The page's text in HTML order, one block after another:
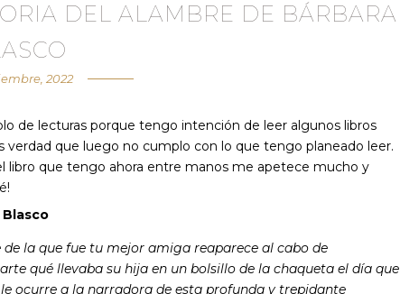
DEL ALAMBRE DE BÁRBARA
2022
de lecturas porque tengo intención de leer algunos libros
que luego no cumplo con lo que tengo planeado leer.
libro que tengo ahora entre manos me apetece mucho y
Blasco
de la que fue tu mejor amiga reaparece al cabo de
qué llevaba su hija en un bolsillo de la chaqueta el día que
ocurre a la narradora de esta profunda y trepidante